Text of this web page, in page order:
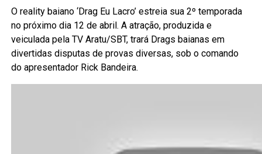
O reality baiano ‘Drag Eu Lacro’ estreia sua 2º temporada
no próximo dia 12 de abril. A atração, produzida e
veiculada pela TV Aratu/SBT, trará Drags baianas em
divertidas disputas de provas diversas, sob o comando
do apresentador Rick Bandeira.